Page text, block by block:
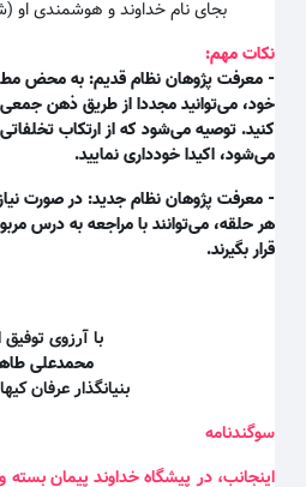
بجای نام خداوند و هوشمندی او
نکات مهم:
- معرفت پژوهان نظام قدیم: به محض
خود، می‌توانید مجددا از طریق ذهن جمعی،
کنید. توصیه می‌شود که از ارتکاب تخلفاتی
می‌شود، اکیدا خودداری نمایید.
- معرفت پژوهان نظام جدید: در صورت نیاز
هر حلقه، می‌توانند با مراجعه به درس
قرار بگیرند.
با آرزوی توفیق
محمدعلی طاهری
بنیانگذار عرفان
سوگندنامه
اینجانب، در پیشگاه خداوند پیمان بسته و